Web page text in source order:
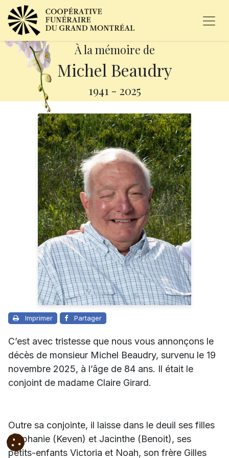
À la mémoire de
Michel Beaudry
1941 - 2025
Imprimer Partager
C’est avec tristesse que nous vous annonçons le
décès de monsieur Michel Beaudry, survenu le 19
novembre 2025, à l’âge de 84 ans. Il était le
conjoint de madame Claire Girard.
Outre sa conjointe, il laisse dans le deuil ses filles
Stéphanie (Keven) et Jacinthe (Benoit), ses
petits-enfants Victoria et Noah, son frère Gilles